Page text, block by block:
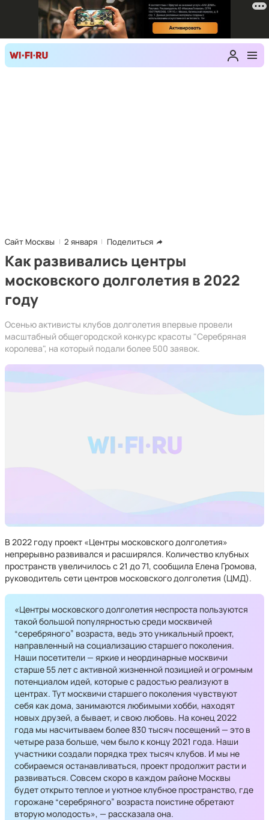
Сайт Москвы 2 января Поделиться
Как развивались центры
московского долголетия в 2022
году
Осенью активисты клубов долголетия впервые провели
масштабный общегородской конкурс красоты "Серебряная
королева", на который подали более 500 заявок.
В 2022 году проект «Центры московского долголетия»
непрерывно развивался и расширялся. Количество клубных
пространств увеличилось с 21 до 71, сообщила Елена Громова,
руководитель сети центров московского долголетия (ЦМД).
«Центры московского долголетия неспроста пользуются
такой большой популярностью среди москвичей
“серебряного” возраста, ведь это уникальный проект,
направленный на социализацию старшего поколения.
Наши посетители — яркие и неординарные москвичи
старше 55 лет с активной жизненной позицией и огромным
потенциалом идей, которые с радостью реализуют в
центрах. Тут москвичи старшего поколения чувствуют
себя как дома, занимаются любимыми хобби, находят
новых друзей, а бывает, и свою любовь. На конец 2022
года мы насчитываем более 830 тысяч посещений — это в
четыре раза больше, чем было к концу 2021 года. Наши
участники создали порядка трех тысяч клубов. И мы не
собираемся останавливаться, проект продолжит расти и
развиваться. Совсем скоро в каждом районе Москвы
будет открыто теплое и уютное клубное пространство, где
горожане “серебряного” возраста поистине обретают
вторую молодость», — рассказала она.